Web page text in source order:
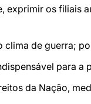
os filiais
de guerra;
para
da Nação,